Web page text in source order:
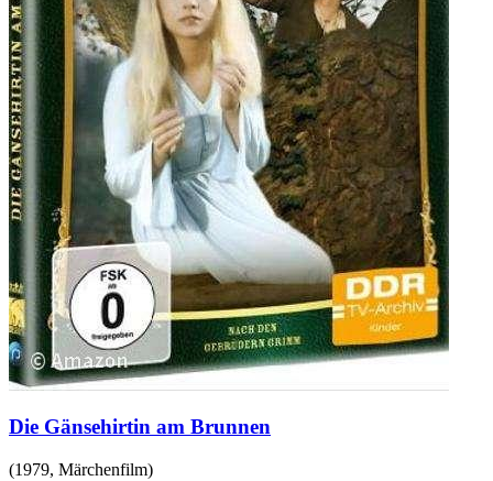
Die Gänsehirtin am Brunnen
(1979, Märchenfilm)